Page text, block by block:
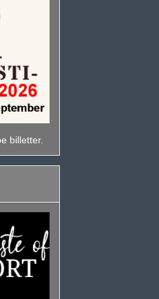
billetter.